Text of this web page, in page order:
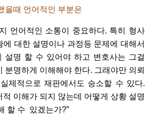
을때 언어적인 부분은
언어적인 소통이 중요하다. 특히
형사
에 대한 설명이나 과정등 문제에 대해서
설명 할 수 있어야 하고 변호사는 그걸
분명하게 이해해야 한다. 그래야만 의뢰
실제적으로 재판에서도 승소할 수 있다.
적 이해가 되지 않는데 어떻게 상황 설명
할 수 있겠는가?”